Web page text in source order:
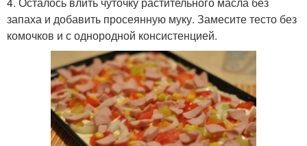
запаха и добавить просеянную муку. Замесите тесто без
комочков и с однородной консистенцией.